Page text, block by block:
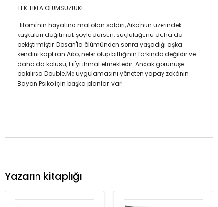
TEK TIKLA ÖLÜMSÜZLÜK!
Hitomi'nin hayatına mal olan saldırı, Aiko'nun üzerindeki
kuşkuları dağıtmak şöyle dursun, suçluluğunu daha da
pekiştirmiştir. Dosan'la ölümünden sonra yaşadığı aşka
kendini kaptıran Aiko, neler olup bittiğinin farkında değildir ve
daha da kötüsü, Eri'yi ihmal etmektedir. Ancak görünüşe
bakılırsa Double.Me uygulamasını yöneten yapay zekânın
Bayan Psiko için başka planları var!
Yazarın kitaplığı